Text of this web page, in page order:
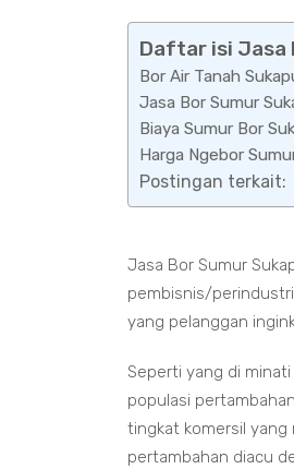
Daftar isi Jasa
Bor Air Tanah
Jasa Bor Sumur
Biaya Sumur Bor
Harga Ngebor
Postingan terkait:
Jasa Bor Sumur
pembisnis/
yang pelanggan
Seperti yang di
populasi
tingkat komersil yang
pertambahan diacu